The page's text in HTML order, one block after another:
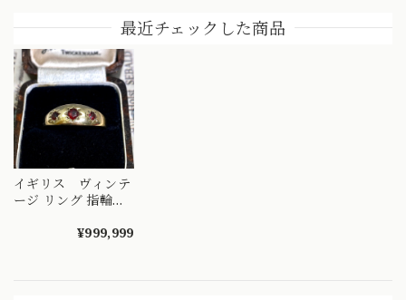
り 吉祥文様 ～
楚々とした可憐な華
ーディアン 全周彫
刻 総柄 MR00841
最近チェックした商品
イギリス ヴィンテ
ージ リング 指輪
ルジプシーリング
¥999,999